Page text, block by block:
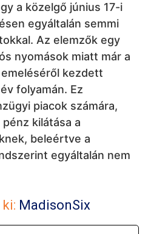
a közelgő június 17-i
egyáltalán semmi
Az elemzők egy
nyomások miatt már a
kezdett
folyamán. Ez
piacok számára,
kilátása a
beleértve a
egyáltalán nem
MadisonSix